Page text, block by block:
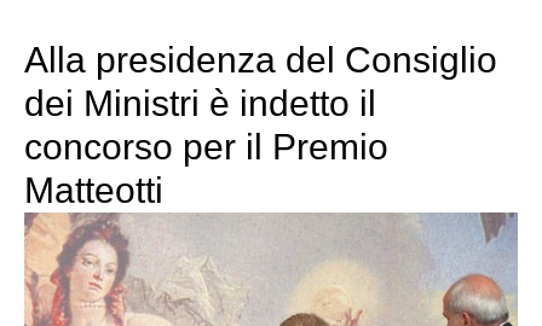
Alla presidenza del Consiglio
dei Ministri è indetto il
concorso per il Premio
Matteotti